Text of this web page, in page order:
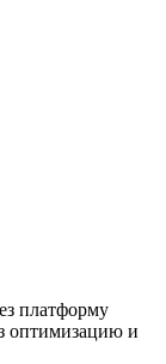
платформу
оптимизацию и